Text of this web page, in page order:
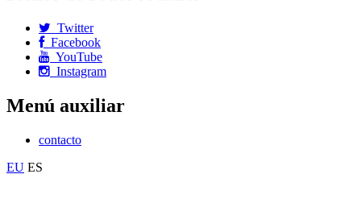
Twitter
Facebook
YouTube
Instagram
Menú auxiliar
contacto
EU ES